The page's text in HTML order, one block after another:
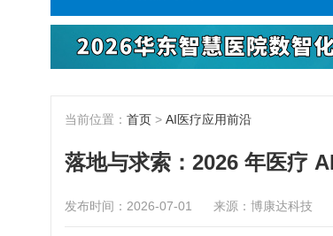
当前位置： 首页 > AI医疗应用前沿
落地与求索：2026 年医疗
发布时间：2026-07-01 来源：博康达科技